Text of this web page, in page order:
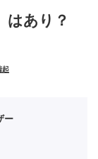
はあり？
起
ー